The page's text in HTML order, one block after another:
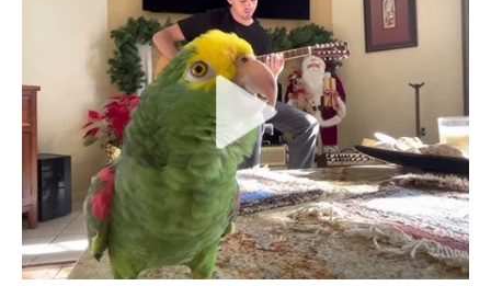
U poslu sledi napredak, moguća vest o novom projektu ili
saradnji. Ljubavni život je pun strasti – neko vas posmatra
iz daljine i sprema se da vam priđe. Ako ste zauzeti,
danas ćete imati potrebu da partneru pokažete koliko
vam znači. Sudbina vam se osmehuje – samo budite
otvoreni za promene.
Strelac